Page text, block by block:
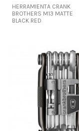
HERRAMIENTA CRANK
BROTHERS M13 MATTE
BLACK RED